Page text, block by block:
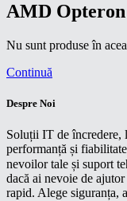
AMD Opteron
Nu sunt produse în
Continuă
Despre Noi
Soluții IT de încredere,
performanță și
nevoilor tale și suport
dacă ai nevoie de
rapid. Alege siguranța,